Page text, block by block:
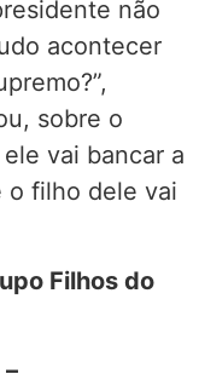
não
acontecer
sobre o
vai bancar a
o filho dele vai
Filhos do